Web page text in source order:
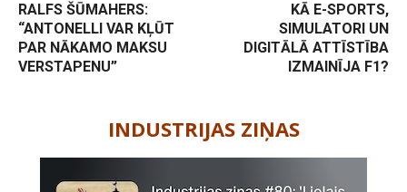
RALFS ŠŪMAHERS:
“ANTONELLI VAR KĻŪT
PAR NĀKAMO MAKSU
VERSTAPENU”
KĀ E-SPORTS,
SIMULATORI UN
DIGITĀLĀ ATTĪSTĪBA
IZMAINĪJA F1?
INDUSTRIJAS ZIŅAS